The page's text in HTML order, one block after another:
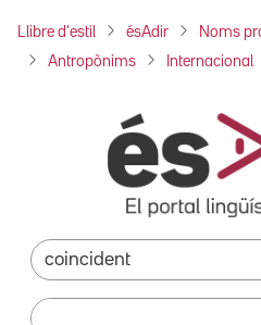
Llibre d'estil ésAdir Noms
Antropònims Internacional